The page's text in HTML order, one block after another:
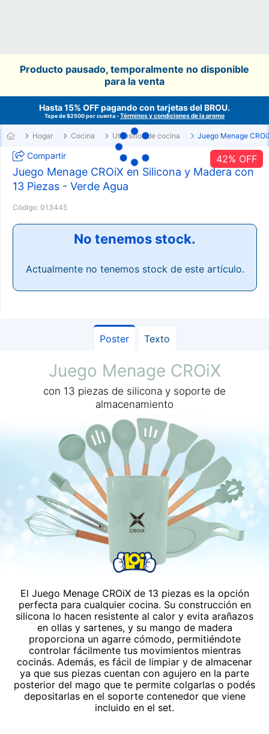
Producto pausado, temporalmente no disponible
para la venta
Hasta 15% OFF pagando con tarjetas del BROU.
Tope de $2500 por cuenta -Términos y condiciones de la promo
Hogar Cocina Utensilios de cocina Juego Menage
Compartir 42% OFF
Poster Texto
Juego Menage CROiX
con 13 piezas de silicona y soporte de
almacenamiento
El Juego Menage CROiX de 13 piezas es la opción
perfecta para cualquier cocina. Su construcción en
silicona lo hacen resistente al calor y evita arañazos
en ollas y sartenes, y su mango de madera
proporciona un agarre cómodo, permitiéndote
controlar fácilmente tus movimientos mientras
cocinás. Además, es fácil de limpiar y de almacenar
ya que sus piezas cuentan con agujero en la parte
posterior del mago que te permite colgarlas o podés
depositarlas en el soporte contenedor que viene
incluido en el set.
Juego Menage CROiX en Silicona y Madera con
13 Piezas - Verde Agua
Código: 013445
No tenemos stock.
Actualmente no tenemos stock de este artículo.